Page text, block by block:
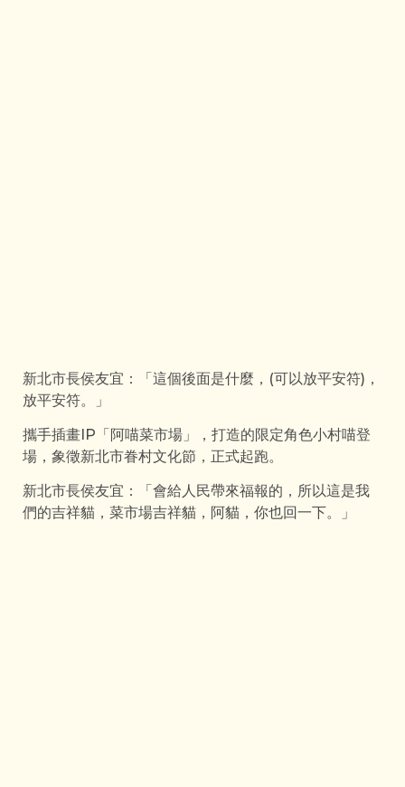
新北市長侯友宜：「這個後面是什麼，(可以放平安符)，
放平安符。」
攜手插畫IP「阿喵菜市場」，打造的限定角色小村喵登
場，象徵新北市眷村文化節，正式起跑。
新北市長侯友宜：「會給人民帶來福報的，所以這是我
們的吉祥貓，菜市場吉祥貓，阿貓，你也回一下。」